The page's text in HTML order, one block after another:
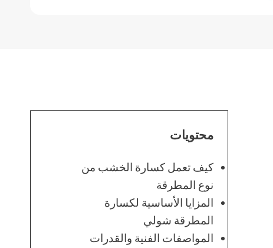
محتويات
كيف تعمل كسارة الخشب من
نوع المطرقة
المزايا الأساسية لكسارة
المطرقة شولي
المواصفات الفنية والقدرات